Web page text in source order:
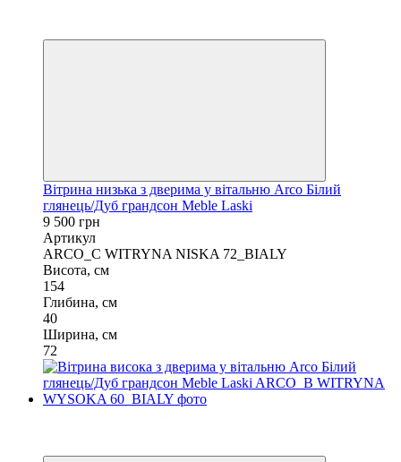
Вітрина низька з дверима у вітальню Arco Білий
глянець/Дуб грандсон Meble Laski
9 500 грн
Артикул
ARCO_C WITRYNA NISKA 72_BIALY
Висота, см
154
Глибина, см
40
Ширина, см
72